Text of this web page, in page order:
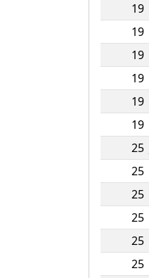
19
19
19
19
19
19
25
25
25
25
25
25